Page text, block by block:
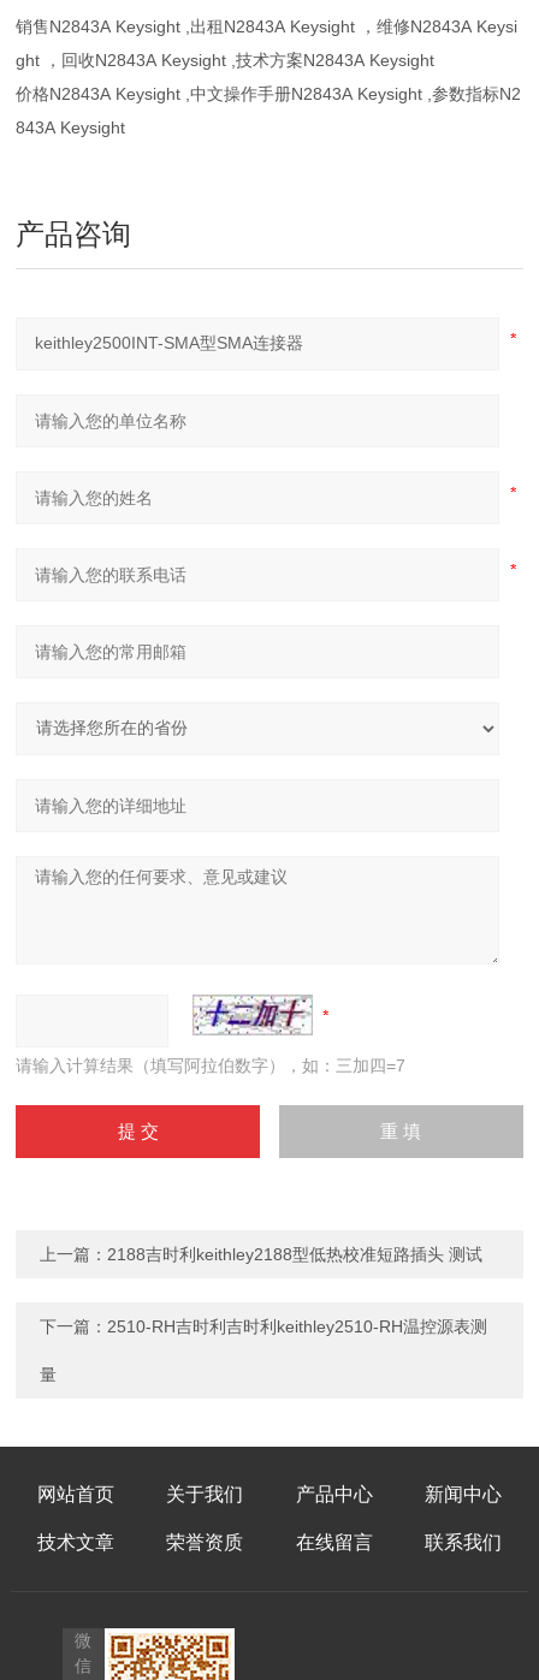
销售N2843A Keysight ,出租N2843A Keysight ，维修N2843A Keysi
ght ，回收N2843A Keysight ,技术方案N2843A Keysight
价格N2843A Keysight ,中文操作手册N2843A Keysight ,参数指标N2
843A Keysight
产品咨询
请输入计算结果（填写阿拉伯数字），如：三加四=7
上一篇： 2188吉时利keithley2188型低热校准短路插头 测试
下一篇： 2510-RH吉时利吉时利keithley2510-RH温控源表测
量
网站首页 关于我们 产品中心 新闻中心
技术文章 荣誉资质 在线留言 联系我们
微
信